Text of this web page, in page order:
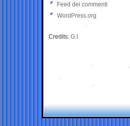
Feed dei commenti
WordPress.org
Credits: G.I